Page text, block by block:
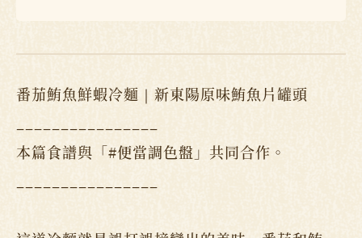
番茄鮪魚鮮蝦冷麵｜新東陽原味鮪魚片罐頭
本篇食譜與「#便當調色盤」共同合作。